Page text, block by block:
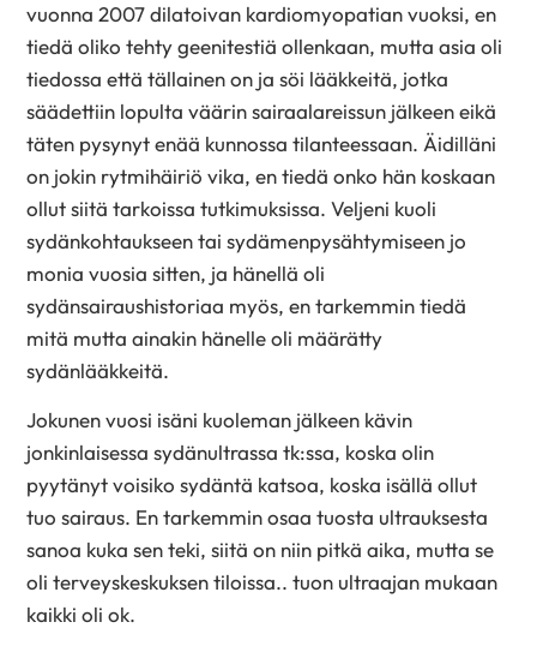
vuonna 2007 dilatoivan kardiomyopatian vuoksi, en
tiedä oliko tehty geenitestiä ollenkaan, mutta asia oli
tiedossa että tällainen on ja söi lääkkeitä, jotka
säädettiin lopulta väärin sairaalareissun jälkeen eikä
täten pysynyt enää kunnossa tilanteessaan. Äidilläni
on jokin rytmihäiriö vika, en tiedä onko hän koskaan
ollut siitä tarkoissa tutkimuksissa. Veljeni kuoli
sydänkohtaukseen tai sydämenpysähtymiseen jo
monia vuosia sitten, ja hänellä oli
sydänsairaushistoriaa myös, en tarkemmin tiedä
mitä mutta ainakin hänelle oli määrätty
sydänlääkkeitä.
Jokunen vuosi isäni kuoleman jälkeen kävin
jonkinlaisessa sydänultrassa tk:ssa, koska olin
pyytänyt voisiko sydäntä katsoa, koska isällä ollut
tuo sairaus. En tarkemmin osaa tuosta ultrauksesta
sanoa kuka sen teki, siitä on niin pitkä aika, mutta se
oli terveyskeskuksen tiloissa.. tuon ultraajan mukaan
kaikki oli ok.